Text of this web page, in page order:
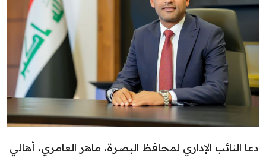
دعا النائب الإداري لمحافظ البصرة، ماهر العامري، أهالي